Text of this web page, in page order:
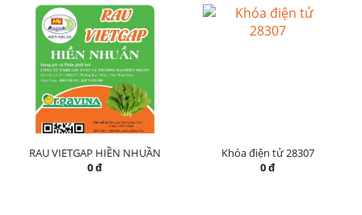
RAU VIETGAP HIỀN NHUẦN
0 đ
Khóa điện tử 28307
0 đ